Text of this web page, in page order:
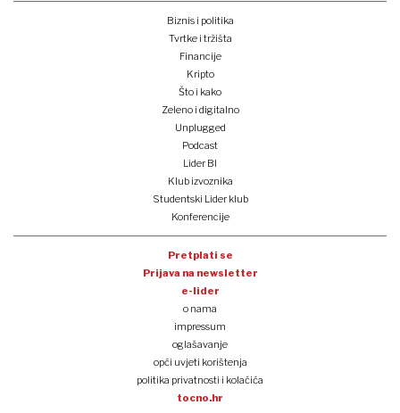
Biznis i politika
Tvrtke i tržišta
Financije
Kripto
Što i kako
Zeleno i digitalno
Unplugged
Podcast
Lider BI
Klub izvoznika
Studentski Lider klub
Konferencije
Pretplati se
Prijava na newsletter
e-lider
o nama
impressum
oglašavanje
opći uvjeti korištenja
politika privatnosti i kolačića
tocno.hr